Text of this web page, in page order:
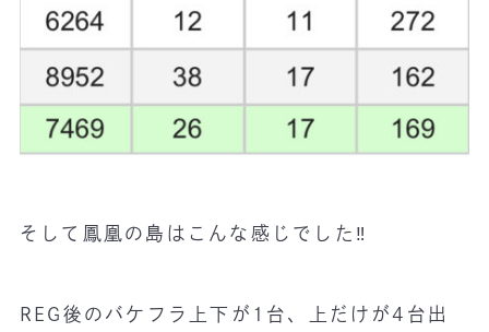
そして鳳凰の島はこんな感じでした‼️
REG後のバケフラ上下が1台、上だけが4台出